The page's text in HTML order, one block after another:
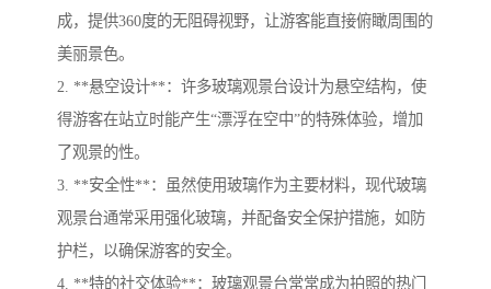
成，提供360度的无阻碍视野，让游客能直接俯瞰周围的
美丽景色。
2. **悬空设计**：许多玻璃观景台设计为悬空结构，使
得游客在站立时能产生“漂浮在空中”的特殊体验，增加
了观景的性。
3. **安全性**：虽然使用玻璃作为主要材料，现代玻璃
观景台通常采用强化玻璃，并配备安全保护措施，如防
护栏，以确保游客的安全。
4. **特的社交体验**：玻璃观景台常常成为拍照的热门